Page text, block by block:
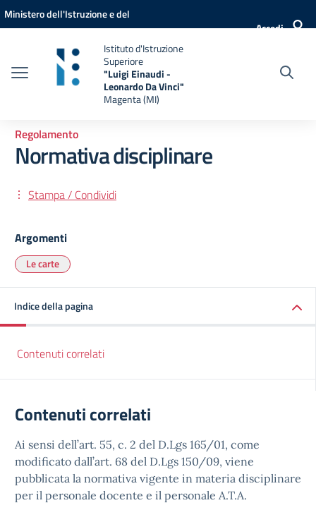
Vai ai contenuti
Vai al menu di navigazione
Vai al footer
Ministero dell'Istruzione e del
Accedi
Istituto d'Istruzione
Superiore
"Luigi Einaudi -
Leonardo Da Vinci"
Magenta (MI)
Regolamento
Normativa disciplinare
Stampa / Condividi
Argomenti
Le carte
Indice della pagina
Contenuti correlati
Contenuti correlati
Ai sensi dell’art. 55, c. 2 del D.Lgs 165/01, come
modificato dall’art. 68 del D.Lgs 150/09, viene
pubblicata la normativa vigente in materia disciplinare
per il personale docente e il personale A.T.A.